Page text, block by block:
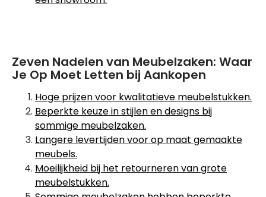
Zeven Nadelen van Meubelzaken: Waar
Je Op Moet Letten bij Aankopen
Hoge prijzen voor kwalitatieve meubelstukken.
Beperkte keuze in stijlen en designs bij
sommige meubelzaken.
Langere levertijden voor op maat gemaakte
meubels.
Moeilijkheid bij het retourneren van grote
meubelstukken.